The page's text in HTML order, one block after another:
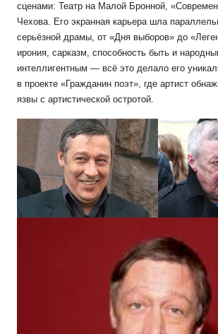
сценами: Театр на Малой Бронной,
Чехова. Его экранная карьера шла
серьёзной драмы, от «Дня выборов» до
ирония, сарказм, способность быть и
интеллигентным — всё это делало его
в проекте «Гражданин поэт», где артист
язвы с артистической остротой.